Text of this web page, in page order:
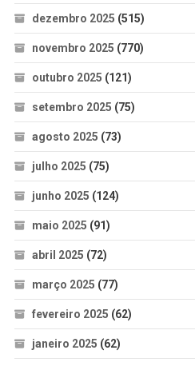
dezembro 2025 (515)
novembro 2025 (770)
outubro 2025 (121)
setembro 2025 (75)
agosto 2025 (73)
julho 2025 (75)
junho 2025 (124)
maio 2025 (91)
abril 2025 (72)
março 2025 (77)
fevereiro 2025 (62)
janeiro 2025 (62)